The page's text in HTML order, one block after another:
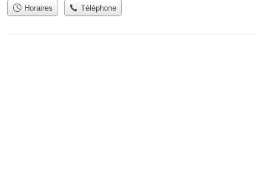
Horaires Téléphone